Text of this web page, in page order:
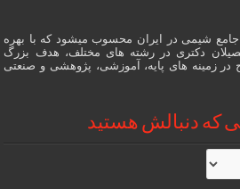
جامع شیمی در ایران محسوب میشود که با بهره
دکتری در رشته های مختلف، هدف بزرگ
زمینه های پایه، آموزشی، پژوهشی و صنعتی
که دنبالش هستید